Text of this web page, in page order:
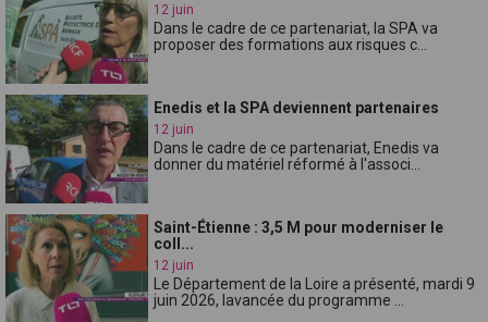
12 juin
Dans le cadre de ce partenariat, la SPA va
proposer des formations aux risques c...
Enedis et la SPA deviennent partenaires
12 juin
Dans le cadre de ce partenariat, Enedis va
donner du matériel réformé à l'associ...
Saint-Étienne : 3,5 M pour moderniser le
coll...
12 juin
Le Département de la Loire a présenté, mardi 9
juin 2026, lavancée du programme ...